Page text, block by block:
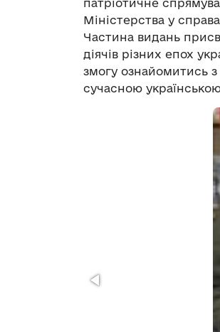
патріотичне
Міністерства у
Частина видань
діячів різних епох
змогу ознайомитись
сучасною